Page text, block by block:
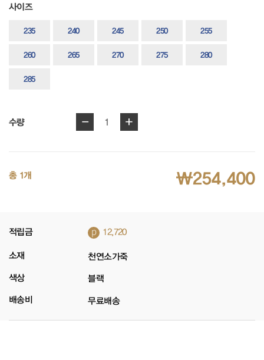
사이즈
235 240 245 250 255
260 265 270 275 280
285
수량 - 1 +
총 1개 ₩254,400
적립금 p 12,720
소재 천연소가죽
색상 블랙
배송비 무료배송